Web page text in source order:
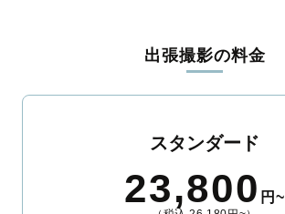
出張撮影の料金
スタンダード
23,800 円~